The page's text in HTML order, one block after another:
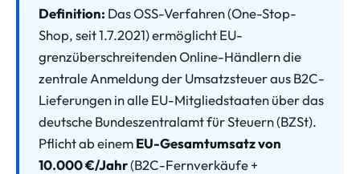
Definition: Das OSS-Verfahren (One-Stop-
Shop, seit 1.7.2021) ermöglicht EU-
grenzüberschreitenden Online-Händlern die
zentrale Anmeldung der Umsatzsteuer aus B2C-
Lieferungen in alle EU-Mitgliedstaaten über das
deutsche Bundeszentralamt für Steuern (BZSt).
Pflicht ab einemEU-Gesamtumsatz von
10.000 €/Jahr(B2C-Fernverkäufe +